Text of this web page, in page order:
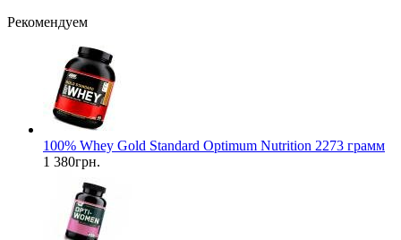
Рекомендуем
100% Whey Gold Standard Optimum Nutrition 2273 грамм
1 380грн.